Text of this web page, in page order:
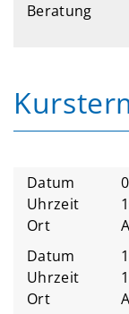
Beratung
Datum
Uhrzeit
Ort
Datum
Uhrzeit
Ort